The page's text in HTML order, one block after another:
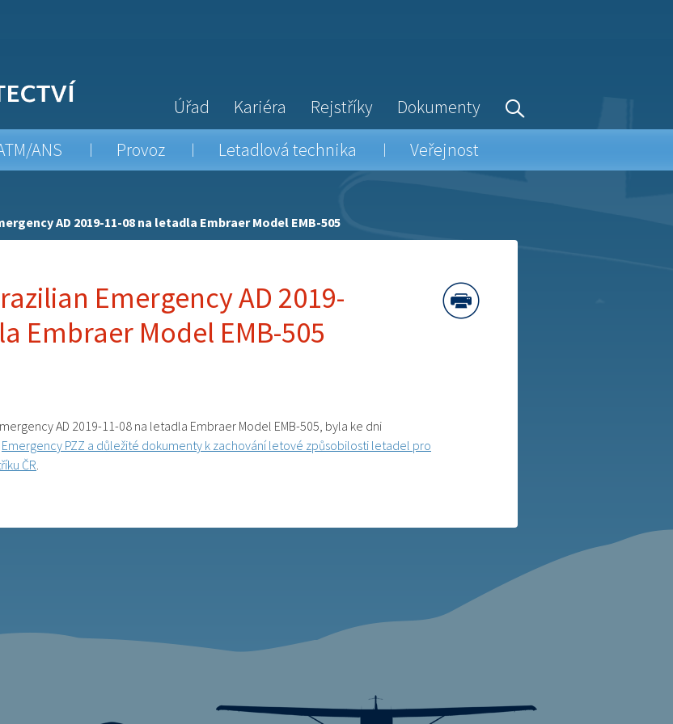
Úřad Kariéra Rejstříky
Dokumenty
ANS Provoz Letadlová technika Veřejnost
AD 2019-11-08 na letadla Embraer Model EMB-505
Emergency AD 2019-
Embraer Model EMB-505
AD 2019-11-08 na letadla Embraer Model EMB-505, byla ke dni
Emergency PZZ a důležité dokumenty k zachování letové způsobilosti letadel pro
ČR.